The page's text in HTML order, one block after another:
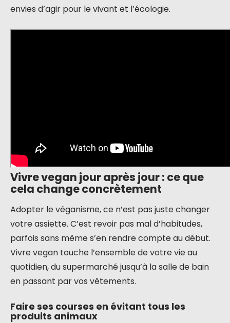
envies d’agir pour le vivant et l’écologie.
Vivre vegan jour après jour : ce que
cela change concrètement
Adopter le véganisme, ce n’est pas juste changer
votre assiette. C’est revoir pas mal d’habitudes,
parfois sans même s’en rendre compte au début.
Vivre vegan touche l’ensemble de votre vie au
quotidien, du supermarché jusqu’à la salle de bain
en passant par vos vêtements.
Faire ses courses en évitant tous les
produits animaux